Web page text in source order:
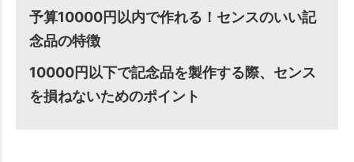
予算10000円以内で作れる！センスのいい記
念品の特徴
10000円以下で記念品を製作する際、センス
を損ねないためのポイント